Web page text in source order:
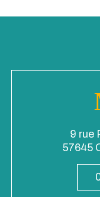
9 rue
57645